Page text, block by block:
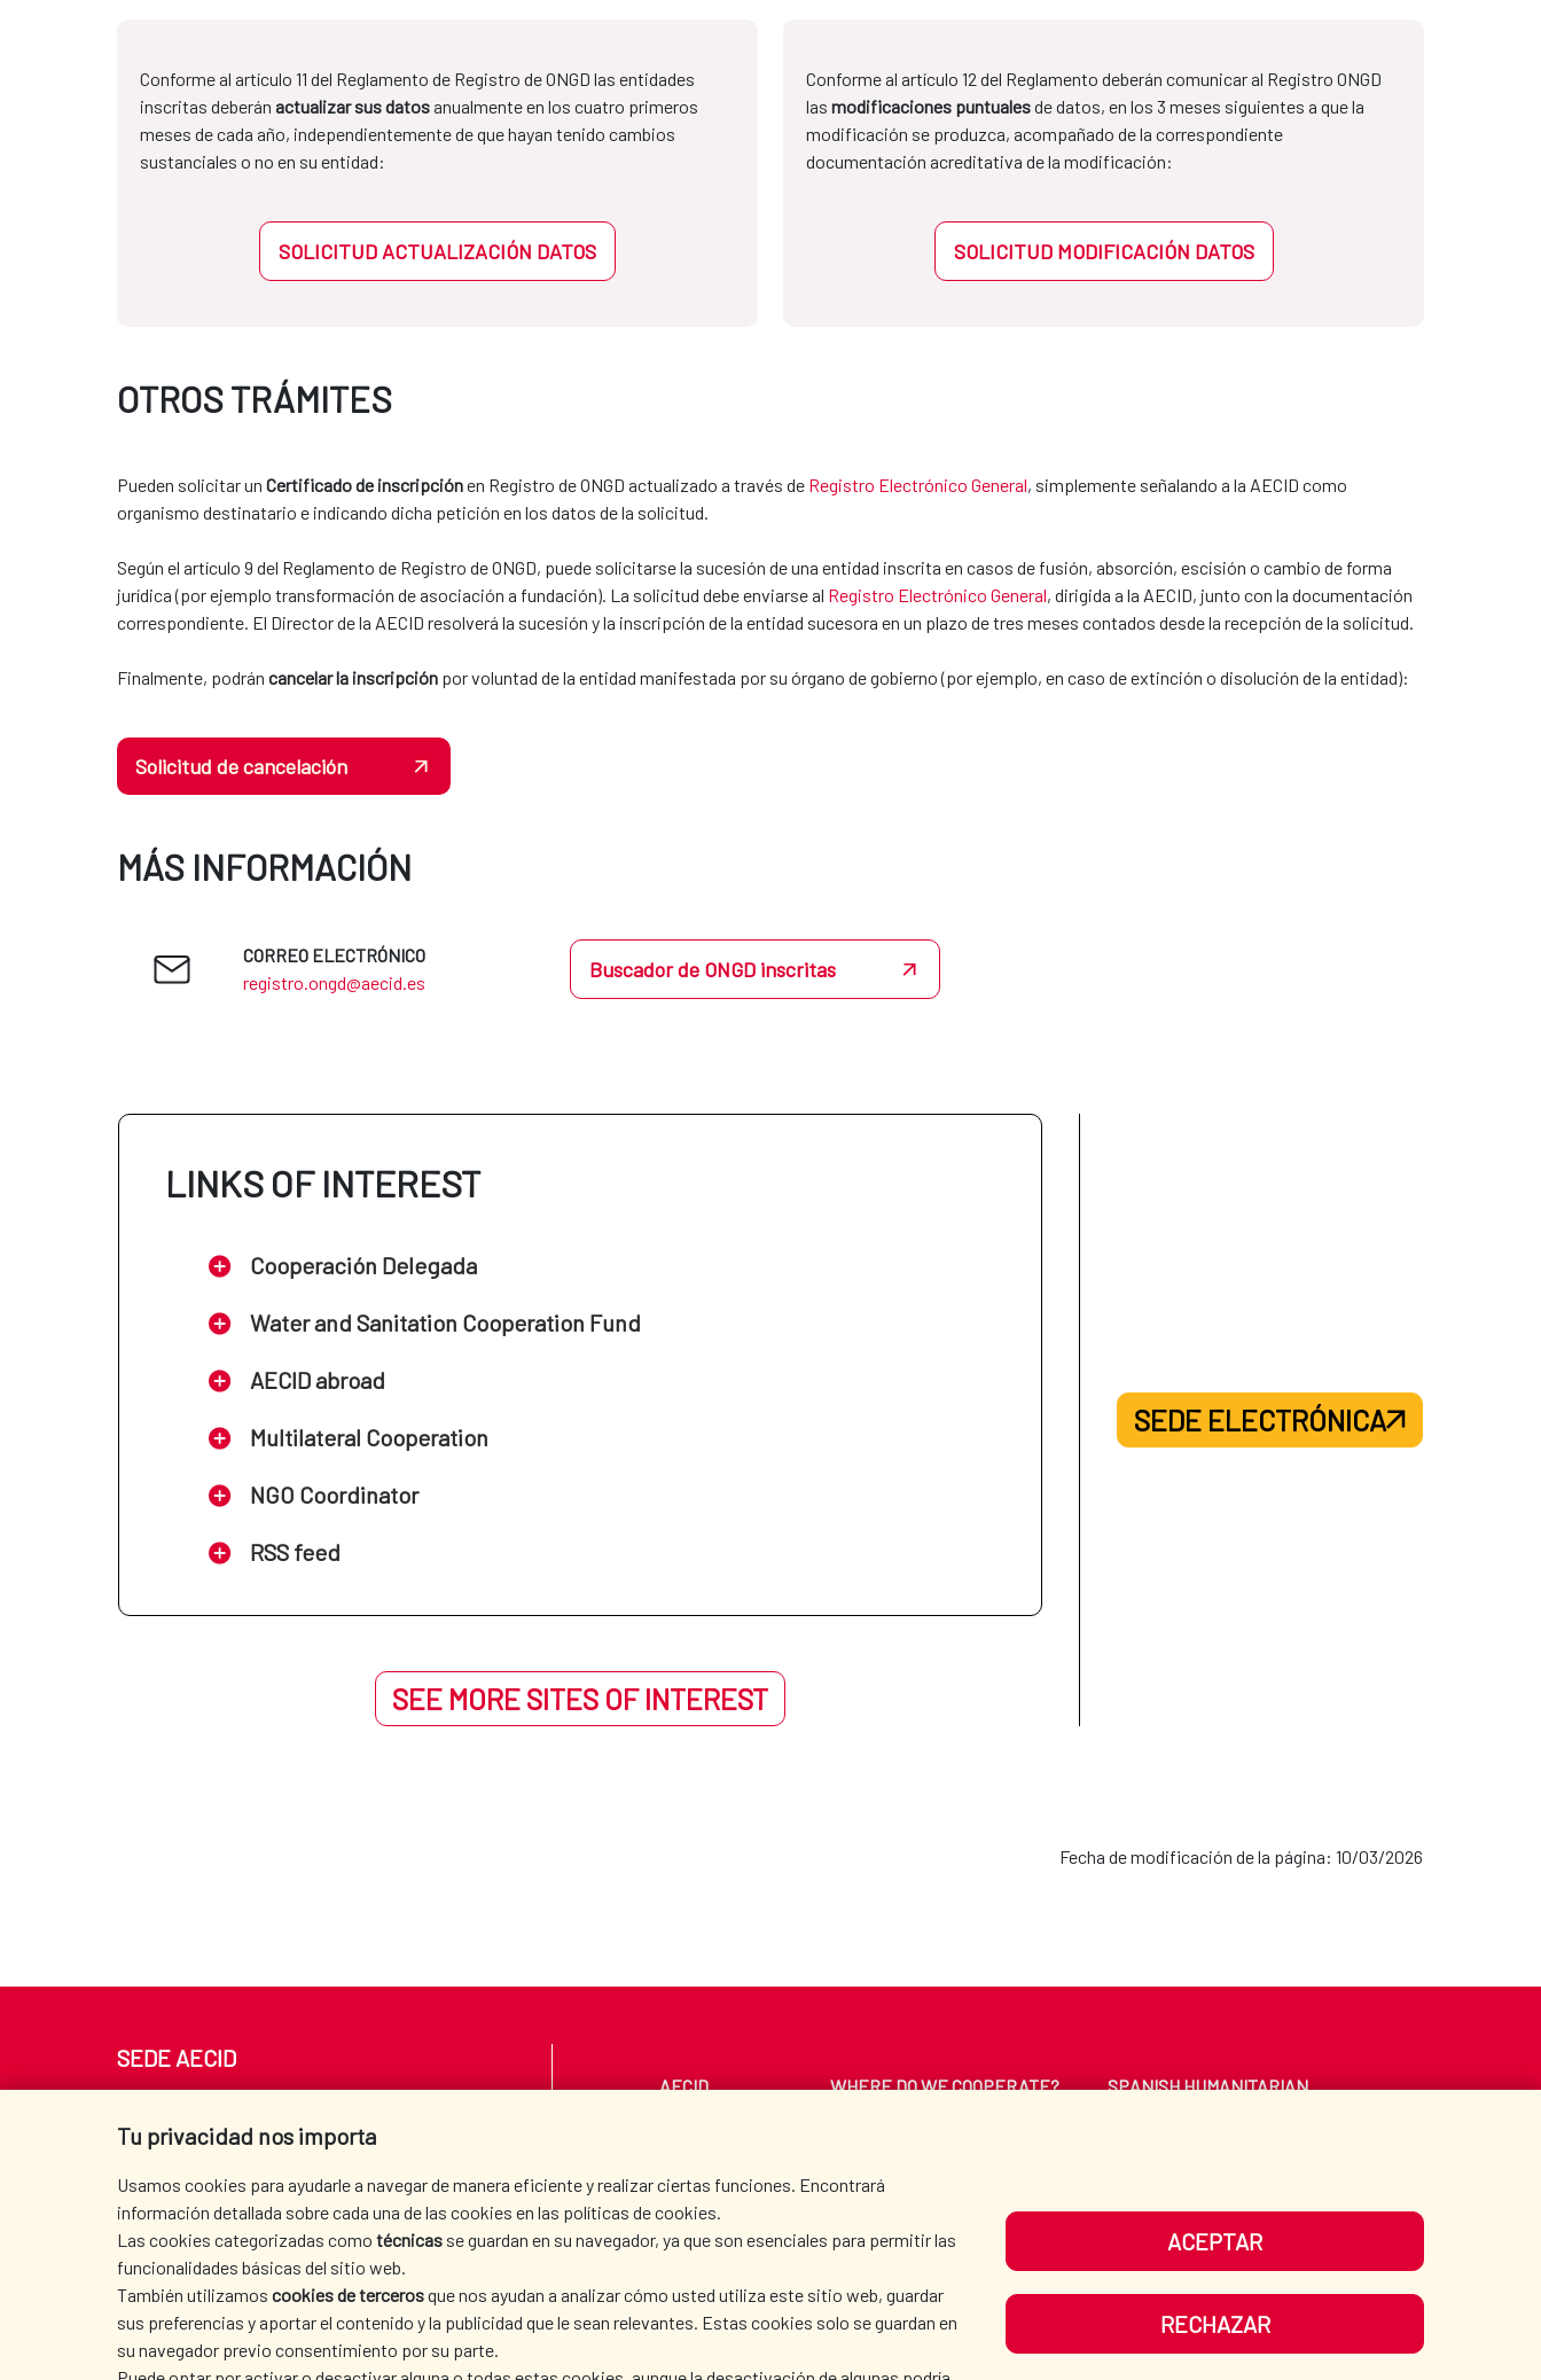
Conforme al artículo 11 del Reglamento de Registro de ONGD las entidades
inscritas deberán actualizar sus datos anualmente en los cuatro primeros
meses de cada año, independientemente de que hayan tenido cambios
sustanciales o no en su entidad:
SOLICITUD ACTUALIZACIÓN DATOS
Conforme al artículo 12 del Reglamento deberán comunicar al Registro ONGD
lasmodificaciones puntualesde datos, en los 3 meses siguientes a que la
modificación se produzca, acompañado de la correspondiente
documentación acreditativa de la modificación:
SOLICITUD MODIFICACIÓN DATOS
OTROS TRÁMITES
Pueden solicitar un Certificado de inscripciónen Registro de ONGD actualizado a través de Registro Electrónico General, simplemente señalando a la AECID como
organismo destinatario e indicando dicha petición en los datos de la solicitud.
Según el artículo 9 del Reglamento de Registro de ONGD, puede solicitarse la sucesión de una entidad inscrita en casos de fusión, absorción, escisión o cambio de forma
jurídica (por ejemplo transformación de asociación a fundación). La solicitud debe enviarse al Registro Electrónico General, dirigida a la AECID, junto con la documentación
correspondiente. El Director de la AECID resolverá la sucesión y la inscripción de la entidad sucesora en un plazo de tres meses contados desde la recepción de la solicitud.
​​​​​​​Finalmente, podrán cancelar la inscripción por voluntad de la entidad manifestada por su órgano de gobierno (por ejemplo, en caso de extinción o disolución de la entidad):
Solicitud de cancelación
MÁS INFORMACIÓN
CORREO ELECTRÓNICO
registro.ongd@aecid.es
Buscador de ONGD inscritas
LINKS OF INTEREST
Cooperación Delegada
Water and Sanitation Cooperation Fund
AECID abroad
Multilateral Cooperation
NGO Coordinator
RSS feed
SEE MORE SITES OF INTEREST
SEDE ELECTRÓNICA
Fecha de modificación de la página: 10/03/2026
Tu privacidad nos importa
Usamos cookies para ayudarle a navegar de manera eficiente y realizar ciertas funciones. Encontrará
información detallada sobre cada una de las cookies en las políticas de cookies.
Las cookies categorizadas como técnicas se guardan en su navegador, ya que son esenciales para permitir las
funcionalidades básicas del sitio web.
También utilizamos cookies de tercerosque nos ayudan a analizar cómo usted utiliza este sitio web, guardar
sus preferencias y aportar el contenido y la publicidad que le sean relevantes. Estas cookies solo se guardan en
su navegador previo consentimiento por su parte.
ACEPTAR
RECHAZAR
SEDE AECID
Tel. +34 900 20 30 54​​​​​​​
AECID WHERE DO WE COOPERATE?
SPANISH HUMANITARIAN
PRESS ROOM CULTURE AND SCIENCE
OUR SOCIAL MEDIA